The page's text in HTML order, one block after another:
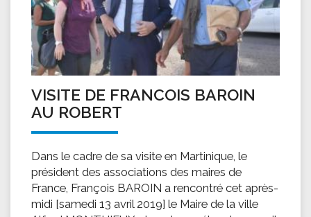
VISITE DE FRANCOIS BAROIN
AU ROBERT
Dans le cadre de sa visite en Martinique, le
président des associations des maires de
France, François BAROIN a rencontré cet après-
midi [samedi 13 avril 2019] le Maire de la ville